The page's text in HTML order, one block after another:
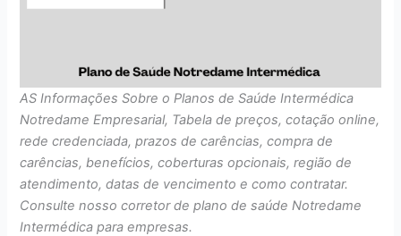
AS Informações Sobre o Planos de Saúde Intermédica
Notredame Empresarial, Tabela de preços, cotação online,
rede credenciada, prazos de carências, compra de
carências, benefícios, coberturas opcionais, região de
atendimento, datas de vencimento e como contratar.
Consulte nosso corretor de plano de saúde Notredame
Intermédica para empresas.